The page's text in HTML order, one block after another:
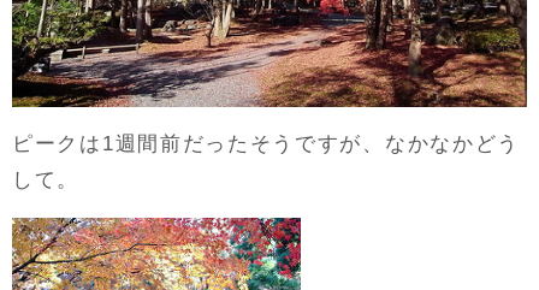
ピークは1週間前だったそうですが、なかなかどう
して。